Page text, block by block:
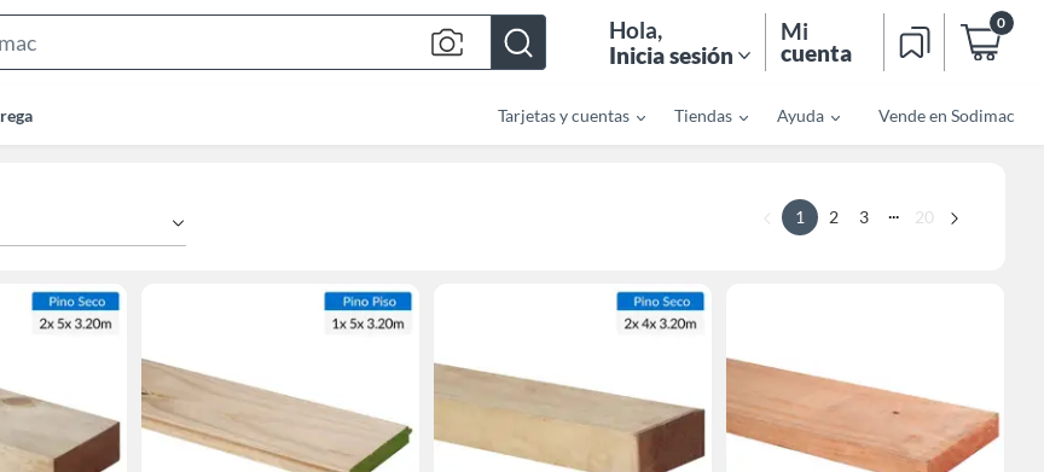
Bar
Hola,
Inicia sesión
Mi
cuenta
0
Tarjetas y cuentas Tiendas Ayuda Vende en Sodimac
1 2 3 ... 20